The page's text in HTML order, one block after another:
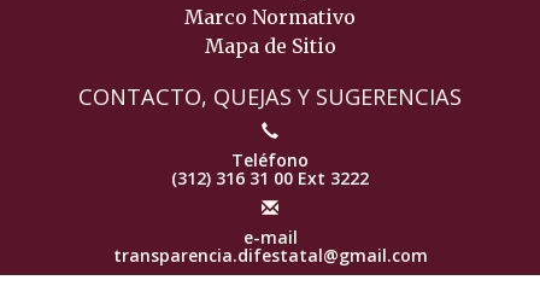
Marco Normativo
Mapa de Sitio
CONTACTO, QUEJAS Y SUGERENCIAS
Teléfono
(312) 316 31 00 Ext 3222
e-mail
transparencia.difestatal@gmail.com